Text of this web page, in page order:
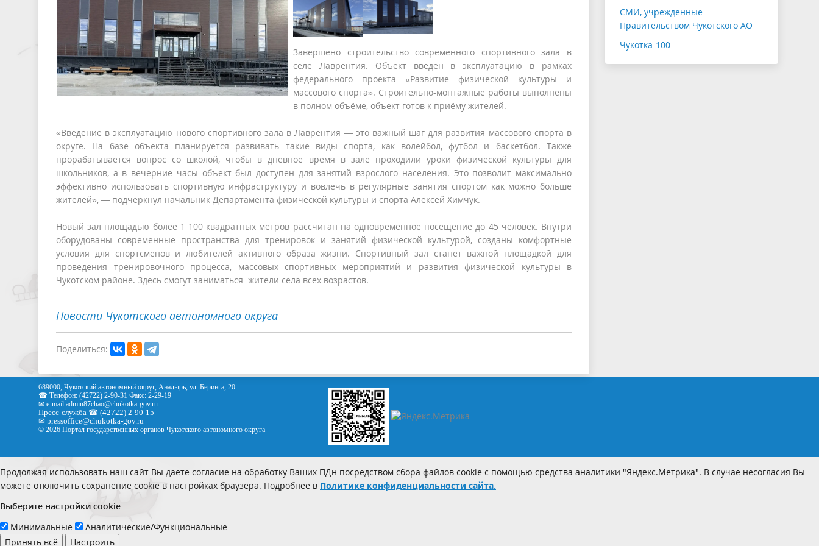
Завершено строительство современного спортивного зала в
селе Лаврентия. Объект введён в эксплуатацию в рамках
федерального проекта «Развитие физической культуры и
массового спорта». Строительно-монтажные работы выполнены
в полном объёме, объект готов к приёму жителей.
«Введение в эксплуатацию нового спортивного зала в Лаврентия — это важный шаг для развития массового спорта в
округе. На базе объекта планируется развивать такие виды спорта, как волейбол, футбол и баскетбол. Также
прорабатывается вопрос со школой, чтобы в дневное время в зале проходили уроки физической культуры для
школьников, а в вечерние часы объект был доступен для занятий взрослого населения. Это позволит максимально
эффективно использовать спортивную инфраструктуру и вовлечь в регулярные занятия спортом как можно больше
жителей», — подчеркнул начальник Департамента физической культуры и спорта Алексей Химчук.
Новый зал площадью более 1 100 квадратных метров рассчитан на одновременное посещение до 45 человек. Внутри
оборудованы современные пространства для тренировок и занятий физической культурой, созданы комфортные
условия для спортсменов и любителей активного образа жизни. Спортивный зал станет важной площадкой для
проведения тренировочного процесса, массовых спортивных мероприятий и развития физической культуры в
Чукотском районе. Здесь смогут заниматься жители села всех возрастов.
Новости Чукотского автономного округа
Поделиться:
СМИ, учрежденные
Правительством Чукотского АО
Чукотка-100
689000, Чукотский автономный округ, Анадырь, ул. Беринга, 20
☎ Телефон: (42722) 2-90-31 Факс: 2-29-19
✉ e-mail:admin87chao@chukotka-gov.ru
Пресс-служба ☎ (42722) 2-90-15
✉ pressoffice@chukotka-gov.ru
© 2026 Портал государственных органов Чукотского автономного округа
Продолжая использовать наш сайт Вы даете согласие на обработку Ваших ПДн посредством сбора файлов cookie с помощью средства аналитики "Яндекс.Метрика". В случае несогласия Вы
можете отключить сохранение cookie в настройках браузера. Подробнее в Политике конфиденциальности сайта.
Выберите настройки cookie
Минимальные
Аналитические/Функциональные
Принять всё
Настроить